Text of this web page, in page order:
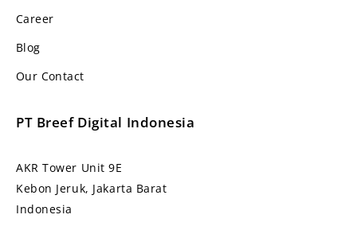
Career
Blog
Our Contact
PT Breef Digital Indonesia
AKR Tower Unit 9E
Kebon Jeruk, Jakarta Barat
Indonesia